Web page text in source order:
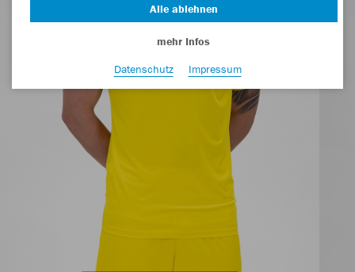
Alle ablehnen
mehr Infos
Datenschutz
Impressum